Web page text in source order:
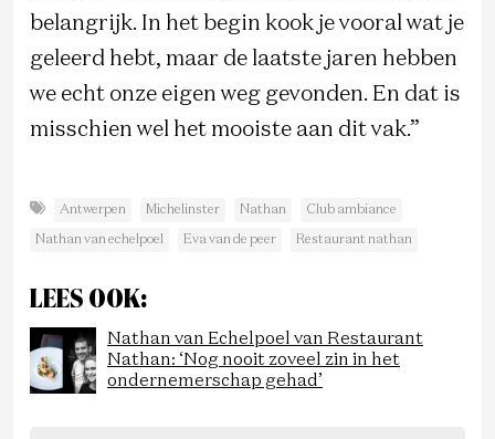
belangrijk. In het begin kook je vooral wat je
geleerd hebt, maar de laatste jaren hebben
we echt onze eigen weg gevonden. En dat is
misschien wel het mooiste aan dit vak.”
Antwerpen Michelinster Nathan Club ambiance
Nathan van echelpoel Eva van de peer Restaurant nathan
LEES OOK:
Nathan van Echelpoel van Restaurant
Nathan: ‘Nog nooit zoveel zin in het
ondernemerschap gehad’